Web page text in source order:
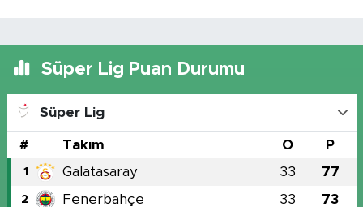
Süper Lig Puan Durumu
Süper Lig
# Takım O P
1 Galatasaray 33 77
2 Fenerbahçe 33 73